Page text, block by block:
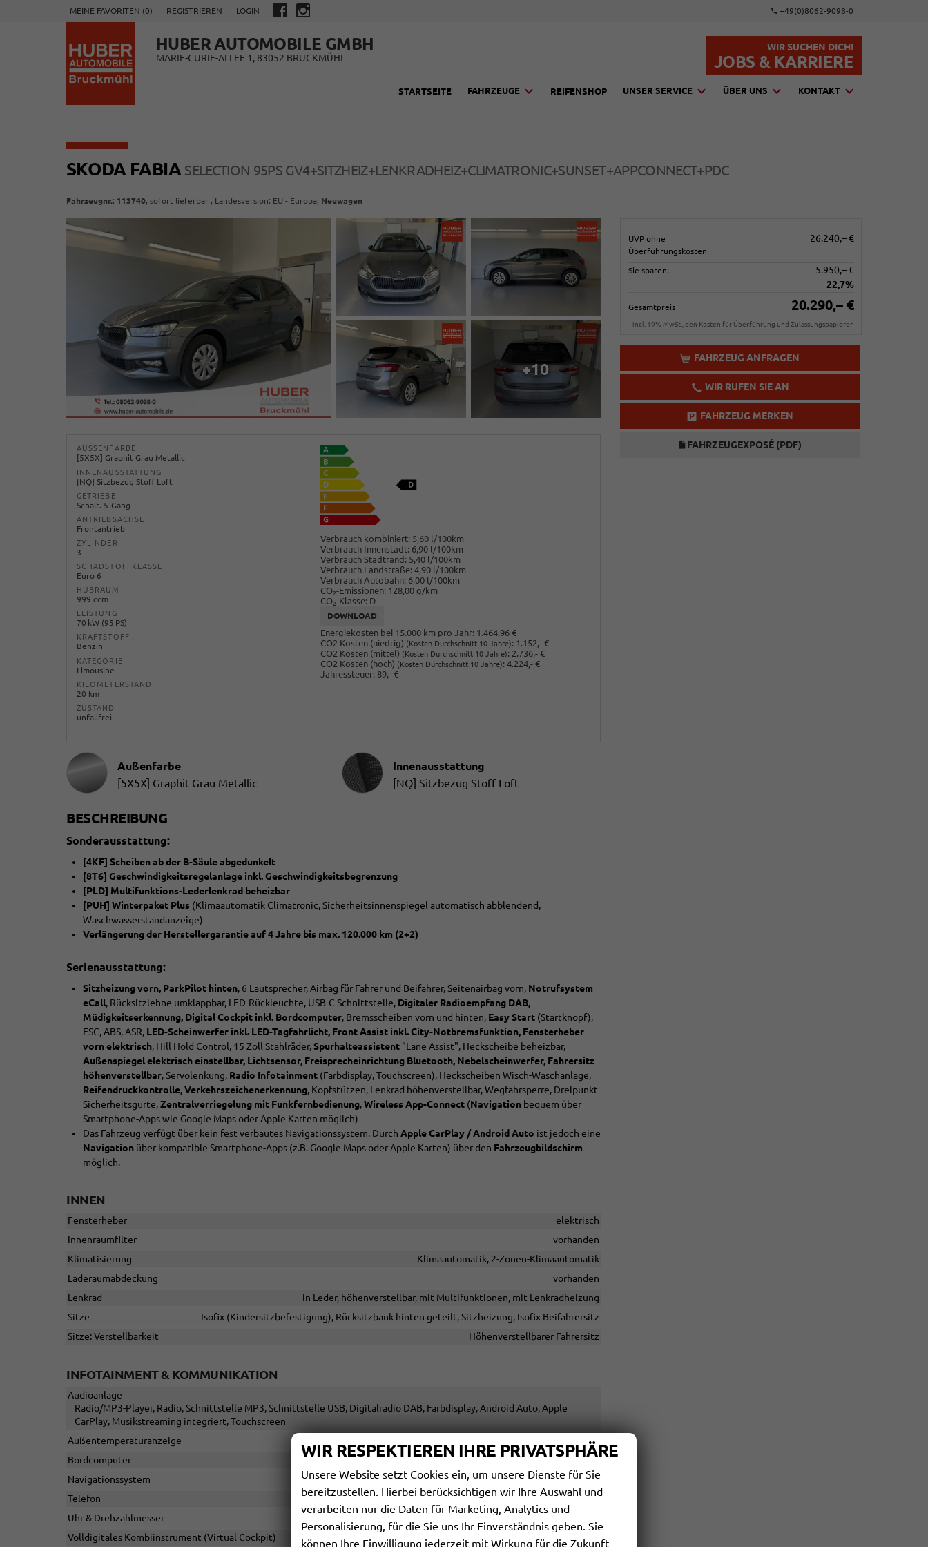
MEINE FAVORITEN (0) REGISTRIEREN LOGIN +49(0)8062-9098-0
HUBER AUTOMOBILE GMBH
MARIE-CURIE-ALLEE 1, 83052 BRUCKMÜHL
WIR SUCHEN DICH!
JOBS & KARRIERE
STARTSEITE FAHRZEUGE REIFENSHOP UNSER SERVICE ÜBER UNS KONTAKT
SKODA FABIA SELECTION 95PS GV4+SITZHEIZ+LENKRADHEIZ+CLIMATRONIC+SUNSET+APPCONNECT+PDC
Fahrzeugnr.: 113740, sofort lieferbar , Landesversion: EU - Europa, Neuwagen
UVP ohne
Überführungskosten
26.240,– €
Sie sparen:
5.950,– €
22,7%
Gesamtpreis 20.290,– €
incl. 19% MwSt., den Kosten für Überführung und Zulassungspapieren
FAHRZEUG ANFRAGEN
WIR RUFEN SIE AN
FAHRZEUG MERKEN
FAHRZEUGEXPOSÉ (PDF)
+10
AUSSENFARBE
[5X5X] Graphit Grau Metallic
INNENAUSSTATTUNG
[NQ] Sitzbezug Stoff Loft
GETRIEBE
Schalt. 5-Gang
ANTRIEBSACHSE
Frontantrieb
ZYLINDER
3
SCHADSTOFFKLASSE
Euro 6
HUBRAUM
999 ccm
LEISTUNG
70 kW (95 PS)
KRAFTSTOFF
Benzin
KATEGORIE
Limousine
KILOMETERSTAND
20 km
ZUSTAND
unfallfrei
Verbrauch kombiniert: 5,60 l/100km
Verbrauch Innenstadt: 6,90 l/100km
Verbrauch Stadtrand: 5,40 l/100km
Verbrauch Landstraße: 4,90 l/100km
Verbrauch Autobahn: 6,00 l/100km
CO2-Emissionen: 128,00 g/km
CO2-Klasse: D
DOWNLOAD
Energiekosten bei 15.000 km pro Jahr: 1.464,96 €
CO2 Kosten (niedrig) (Kosten Durchschnitt 10 Jahre): 1.152,- €
CO2 Kosten (mittel) (Kosten Durchschnitt 10 Jahre): 2.736,- €
CO2 Kosten (hoch) (Kosten Durchschnitt 10 Jahre): 4.224,- €
Jahressteuer: 89,- €
Außenfarbe
[5X5X] Graphit Grau Metallic
Innenausstattung
Innenausstattung
[NQ] Sitzbezug Stoff Loft
BESCHREIBUNG
Sonderausstattung:
[4KF] Scheiben ab der B-Säule abgedunkelt
[8T6] Geschwindigkeitsregelanlage inkl. Geschwindigkeitsbegrenzung
[PLD] Multifunktions-Lederlenkrad beheizbar
[PUH] Winterpaket Plus (Klimaautomatik Climatronic, Sicherheitsinnenspiegel automatisch abblendend,
Waschwasserstandanzeige)
Verlängerung der Herstellergarantie auf 4 Jahre bis max. 120.000 km (2+2)
Serienausstattung:
Sitzheizung vorn, ParkPilot hinten, 6 Lautsprecher, Airbag für Fahrer und Beifahrer, Seitenairbag vorn, Notrufsystem
eCall, Rücksitzlehne umklappbar, LED-Rückleuchte, USB-C Schnittstelle, Digitaler Radioempfang DAB,
Müdigkeitserkennung, Digital Cockpit inkl. Bordcomputer, Bremsscheiben vorn und hinten, Easy Start (Startknopf),
ESC, ABS, ASR, LED-Scheinwerfer inkl. LED-Tagfahrlicht, Front Assist inkl. City-Notbremsfunktion, Fensterheber
vorn elektrisch, Hill Hold Control, 15 Zoll Stahlräder,Spurhalteassistent "Lane Assist", Heckscheibe beheizbar,
Außenspiegel elektrisch einstellbar, Lichtsensor, Freisprecheinrichtung Bluetooth, Nebelscheinwerfer, Fahrersitz
höhenverstellbar, Servolenkung, Radio Infotainment (Farbdisplay, Touchscreen), Heckscheiben Wisch-Waschanlage,
Reifendruckkontrolle, Verkehrszeichenerkennung, Kopfstützen, Lenkrad höhenverstellbar, Wegfahrsperre, Dreipunkt-
Sicherheitsgurte,Zentralverriegelung mit Funkfernbedienung,Wireless App-Connect (Navigation bequem über
Smartphone-Apps wie Google Maps oder Apple Karten möglich)
Das Fahrzeug verfügt über kein fest verbautes Navigationssystem. Durch Apple CarPlay / Android Auto ist jedoch eine
Navigation über kompatible Smartphone-Apps (z.B. Google Maps oder Apple Karten) über den Fahrzeugbildschirm
möglich.
INNEN
Fensterheber
elektrisch
Innenraumfilter
vorhanden
Klimatisierung
Klimaautomatik, 2-Zonen-Klimaautomatik
Laderaumabdeckung
vorhanden
Lenkrad
in Leder, höhenverstellbar, mit Multifunktionen, mit Lenkradheizung
Sitze
Isofix (Kindersitzbefestigung), Rücksitzbank hinten geteilt, Sitzheizung, Isofix Beifahrersitz
Sitze: Verstellbarkeit
Höhenverstellbarer Fahrersitz
INFOTAINMENT & KOMMUNIKATION
Audioanlage
Radio/MP3-Player, Radio, Schnittstelle MP3, Schnittstelle USB, Digitalradio DAB, Farbdisplay, Android Auto, Apple
CarPlay, Musikstreaming integriert, Touchscreen
Außentemperaturanzeige
vorhanden
Bordcomputer
vorhanden
Navigationssystem
Navigation
Telefon
Freisprecheinrichtung, Bluetooth
Uhr & Drehzahlmesser
Volldigitales Kombiinstrument (Virtual Cockpit)
vorhanden
WIR RESPEKTIEREN IHRE PRIVATSPHÄRE
Unsere Website setzt Cookies ein, um unsere Dienste für Sie
bereitzustellen. Hierbei berücksichtigen wir Ihre Auswahl und
verarbeiten nur die Daten für Marketing, Analytics und
Personalisierung, für die Sie uns Ihr Einverständnis geben. Sie
können Ihre Einwilligung jederzeit mit Wirkung für die Zukunft